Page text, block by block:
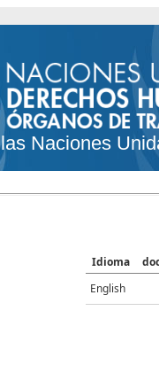
Naciones
Idioma
English